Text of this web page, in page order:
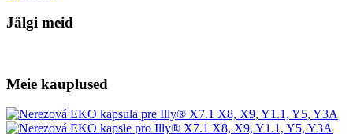
Jälgi meid
Meie kauplused